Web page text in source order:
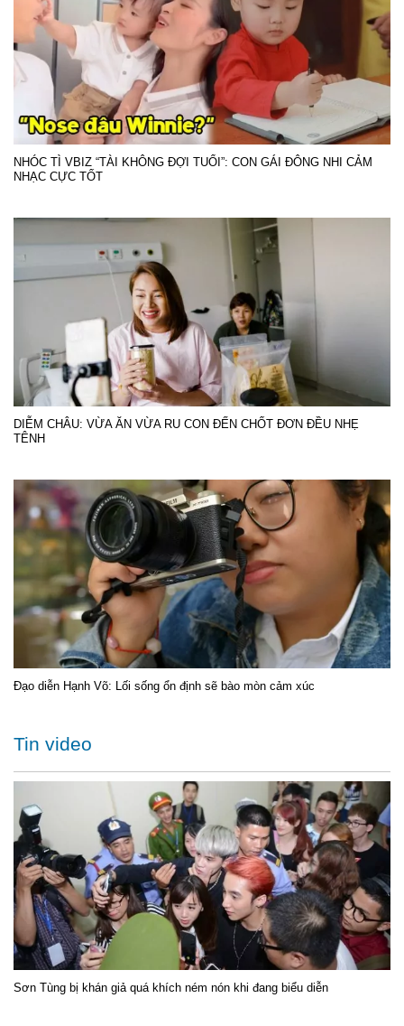
NHÓC TÌ VBIZ “TÀI KHÔNG ĐỢI TUỔI”: CON GÁI ĐÔNG NHI CẢM
NHẠC CỰC TỐT
DIỄM CHÂU: VỪA ĂN VỪA RU CON ĐẾN CHỐT ĐƠN ĐỀU NHẸ
TÊNH
Đạo diễn Hạnh Võ: Lối sống ổn định sẽ bào mòn cảm xúc
Tin video
Sơn Tùng bị khán giả quá khích ném nón khi đang biểu diễn